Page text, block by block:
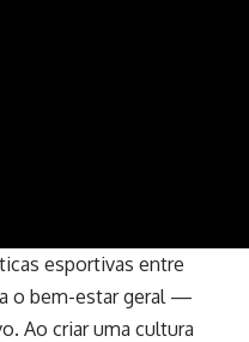
esportivas entre
o bem-estar geral —
Ao criar uma cultura